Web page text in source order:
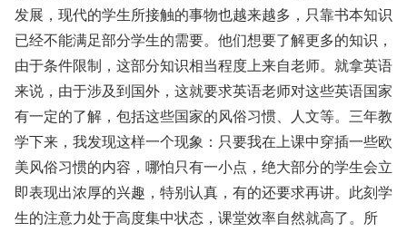
发展，现代的学生所接触的事物也越来越多，只靠书本知识
已经不能满足部分学生的需要。他们想要了解更多的知识，
由于条件限制，这部分知识相当程度上来自老师。就拿英语
来说，由于涉及到国外，这就要求英语老师对这些英语国家
有一定的了解，包括这些国家的风俗习惯、人文等。三年教
学下来，我发现这样一个现象：只要我在上课中穿插一些欧
美风俗习惯的内容，哪怕只有一小点，绝大部分的学生会立
即表现出浓厚的兴趣，特别认真，有的还要求再讲。此刻学
生的注意力处于高度集中状态，课堂效率自然就高了。所